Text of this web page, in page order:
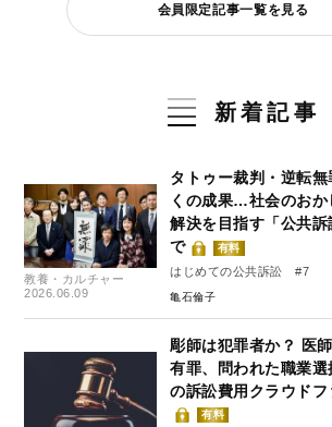
会員限定記事一覧を見る
新着記事
教養・カルチャー
2026.06.09
タトゥー裁判・逆転
くの成果…社会のおか
解決を目指す「公共
で
有料
はじめての公共訴訟 #7
亀石倫子
彫師は犯罪者か？ 医
有罪、問われた職業
の訴訟費用クラウド
有料